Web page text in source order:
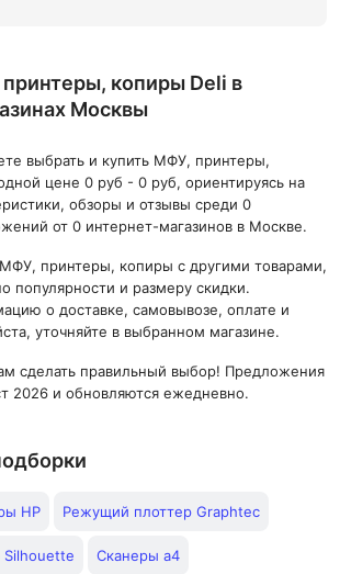
копиры Deli в
Москвы
выбрать и купить МФУ, принтеры,
цене 0 руб - 0 руб, ориентируясь на
обзоры и отзывы среди 0
от 0 интернет-магазинов в Москве.
принтеры, копиры с другими товарами,
популярности и размеру скидки.
о доставке, самовывозе, оплате и
уточняйте в выбранном магазине.
сделать правильный выбор! Предложения
2026 и обновляются ежедневно.
HP Режущий плоттер Graphtec
Сканеры а4